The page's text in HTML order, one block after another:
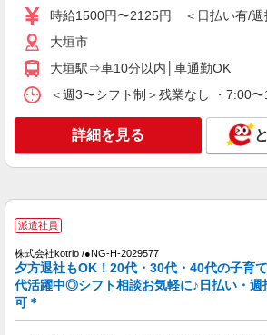
大垣市
キープ
派遣社員
株式会社kotrio /●NG-H-1992510
[ 高収入 ]大垣駅近く【日
通費全支給(ガソリン代含
キープ
派遣社員
株式会社kotrio /●NG-H-1905896
時給1500円〜2125円 ＜日払い有/週
大垣市
大垣駅⇒車10分以内│車通勤OK
＜週3〜シフト制＞残業なし ・
詳細を見る
派遣社員
株式会社kotrio /●NG-H-2029577
夕方退社もOK！20代・30代・40代の子育
代活躍中◎シフト相談お気軽に♪日払い・週
可＊